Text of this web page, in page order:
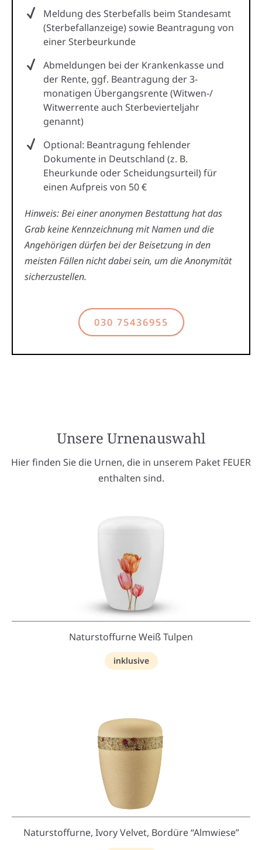
Meldung des Sterbefalls beim Standesamt
(Sterbefallanzeige) sowie Beantragung von
einer Sterbeurkunde
Abmeldungen bei der Krankenkasse und
der Rente, ggf. Beantragung der 3-
monatigen Übergangsrente (Witwen-/
Witwerrente auch Sterbevierteljahr
genannt)
Optional: Beantragung fehlender
Dokumente in Deutschland (z. B.
Eheurkunde oder Scheidungsurteil) für
einen Aufpreis von 50 €
Hinweis: Bei einer anonymen Bestattung hat das
Grab keine Kennzeichnung mit Namen und die
Angehörigen dürfen bei der Beisetzung in den
meisten Fällen nicht dabei sein, um die Anonymität
sicherzustellen.
030 75436955
Unsere Urnenauswahl
Hier finden Sie die Urnen, die in unserem Paket FEUER
enthalten sind.
Naturstoffurne Weiß Tulpen
inklusive
Naturstoffurne, Ivory Velvet, Bordüre “Almwiese”